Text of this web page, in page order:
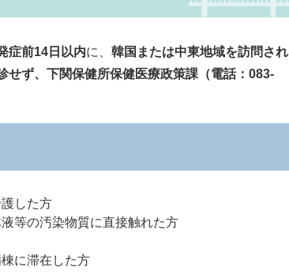
症前14日以内に、 韓国または中東地域を訪問され
せず、下関保健所保健医療政策課（電話：083‐
した方
等の汚染物質に直接触れた方
に滞在した方